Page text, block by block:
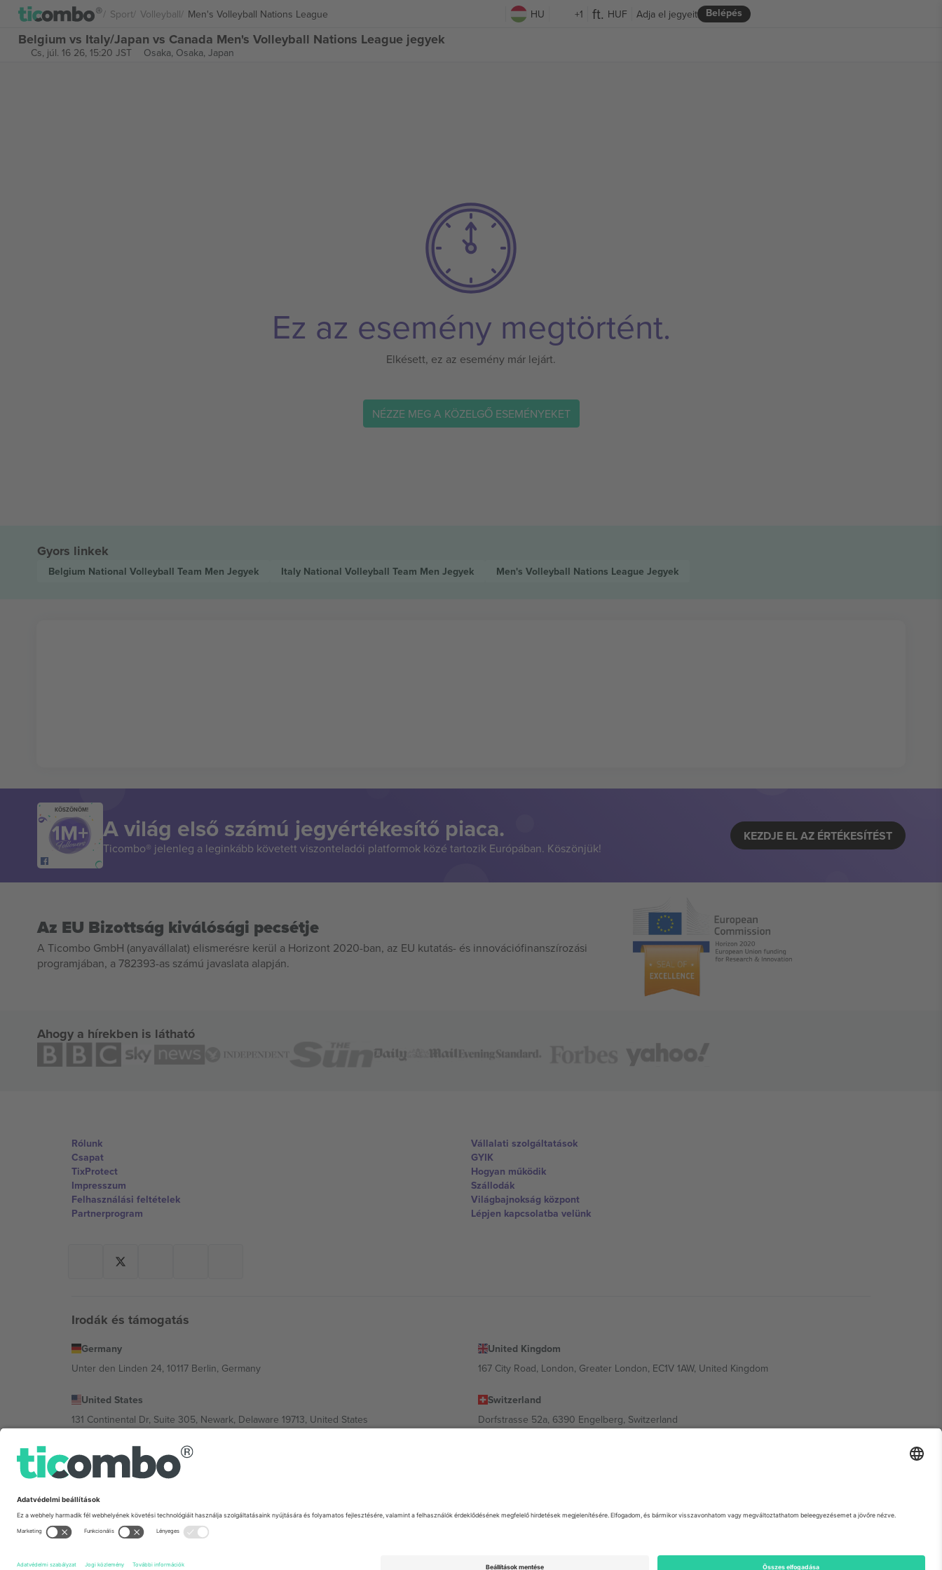
Sport Volleyball Men's Volleyball Nations League HU +1 HUF Belépés
Adja el jegyeit
Belgium vs Italy/Japan vs Canada Men's Volleyball Nations League jegyek
Cs, júl. 16 26, 15:20 JST Osaka, Osaka, Japan
Ez az esemény megtörtént.
Elkésett, ez az esemény már lejárt.
NÉZZE MEG A KÖZELGŐ ESEMÉNYEKET
Gyors linkek
Belgium National Volleyball Team Men Jegyek Italy National Volleyball Team Men Jegyek Men's Volleyball Nations League Jegyek
KÖSZÖNÖM!
A világ első számú jegyértékesítő piaca.
Ticombo® jelenleg a leginkább követett viszonteladói platformok közé tartozik Európában. Köszönjük!
KEZDJE EL AZ ÉRTÉKESÍTÉST
Az EU Bizottság kiválósági pecsétje
A Ticombo GmbH (anyavállalat) elismerésre kerül a Horizont 2020-ban, az EU kutatás- és innovációfinanszírozási
programjában, a 782393-as számú javaslata alapján.
Ahogy a hírekben is látható
Rólunk
Csapat
TixProtect
Impresszum
Felhasználási feltételek
Partnerprogram
Vállalati szolgáltatások
GYIK
Hogyan működik
Szállodák
Világbajnokság központ
Lépjen kapcsolatba velünk
Irodák és támogatás
Germany
Unter den Linden 24, 10117 Berlin, Germany
United Kingdom
167 City Road, London, Greater London, EC1V 1AW, United Kingdom
United States
131 Continental Dr, Suite 305, Newark, Delaware 19713, United States
Switzerland
Dorfstrasse 52a, 6390 Engelberg, Switzerland
Bulgaria
Regus Sofia City West, bul Totleben 53-55, 1606 Sofia, Bulgaria
Mexico
Av Chapultepec 360, Roma Norte, Cuauhtémoc, 06700 Ciudad de México, CDMX, Mexico
Feltételeket., Impresszumés